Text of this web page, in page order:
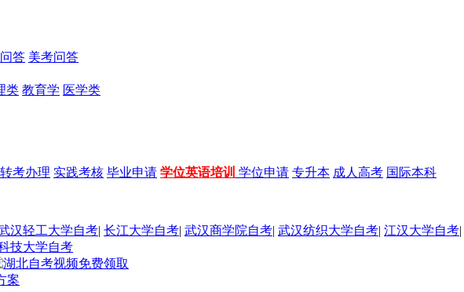
答 美考问答
类 教育学 医学类
转考办理 实践考核 毕业申请 学位英语培训 学位申请 专升本 成人高考 国际本科
汉轻工大学自考| 长江大学自考| 武汉商学院自考| 武汉纺织大学自考| 江汉大学自考|
技大学自考
案